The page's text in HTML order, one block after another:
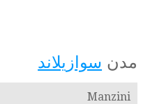
مدن سوازيلاند
Manzini